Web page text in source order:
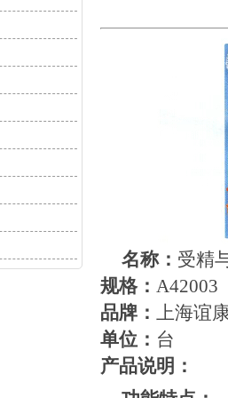
名称： 受精
规格：
品牌： 上海谊
单位： 台
产品说明：